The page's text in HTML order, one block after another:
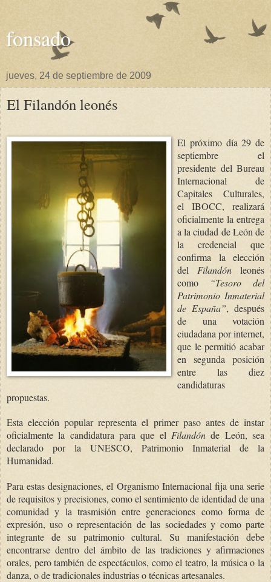
fonsado
jueves, 24 de septiembre de 2009
El Filandón leonés
El próximo día 29 de
septiembre el
presidente del Bureau
Internacional de
Capitales Culturales,
el IBOCC, realizará
oficialmente la entrega
a la ciudad de León de
la credencial que
confirma la elección
del Filandón leonés
como “Tesoro del
Patrimonio Inmaterial
de España”, después
de una votación
ciudadana por internet,
que le permitió acabar
en segunda posición
entre las diez
candidaturas
propuestas.
Esta elección popular representa el primer paso antes de instar
oficialmente la candidatura para que el Filandón de León, sea
declarado por la UNESCO, Patrimonio Inmaterial de la
Humanidad.
Para estas designaciones, el Organismo Internacional fija una serie
de requisitos y precisiones, como el sentimiento de identidad de una
comunidad y la trasmisión entre generaciones como forma de
expresión, uso o representación de las sociedades y como parte
integrante de su patrimonio cultural. Su manifestación debe
encontrarse dentro del ámbito de las tradiciones y afirmaciones
orales, pero también de espectáculos, como el teatro, la música o la
danza, o de tradicionales industrias o técnicas artesanales.